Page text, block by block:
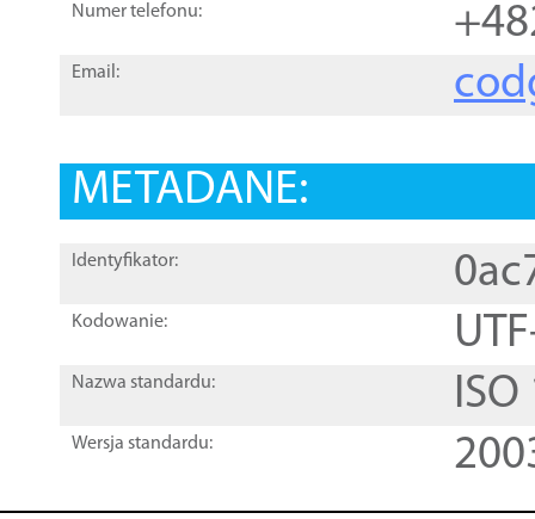
Numer telefonu:
Email:
METADANE:
Identyfikator:
Kodowanie:
Nazwa standardu:
Wersja standardu: